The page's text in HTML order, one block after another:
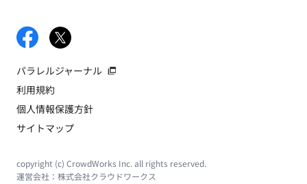
パラレルジャーナル
利用規約
個人情報保護方針
サイトマップ
copyright (c) CrowdWorks Inc. all rights reserved.
運営会社： 株式会社クラウドワークス